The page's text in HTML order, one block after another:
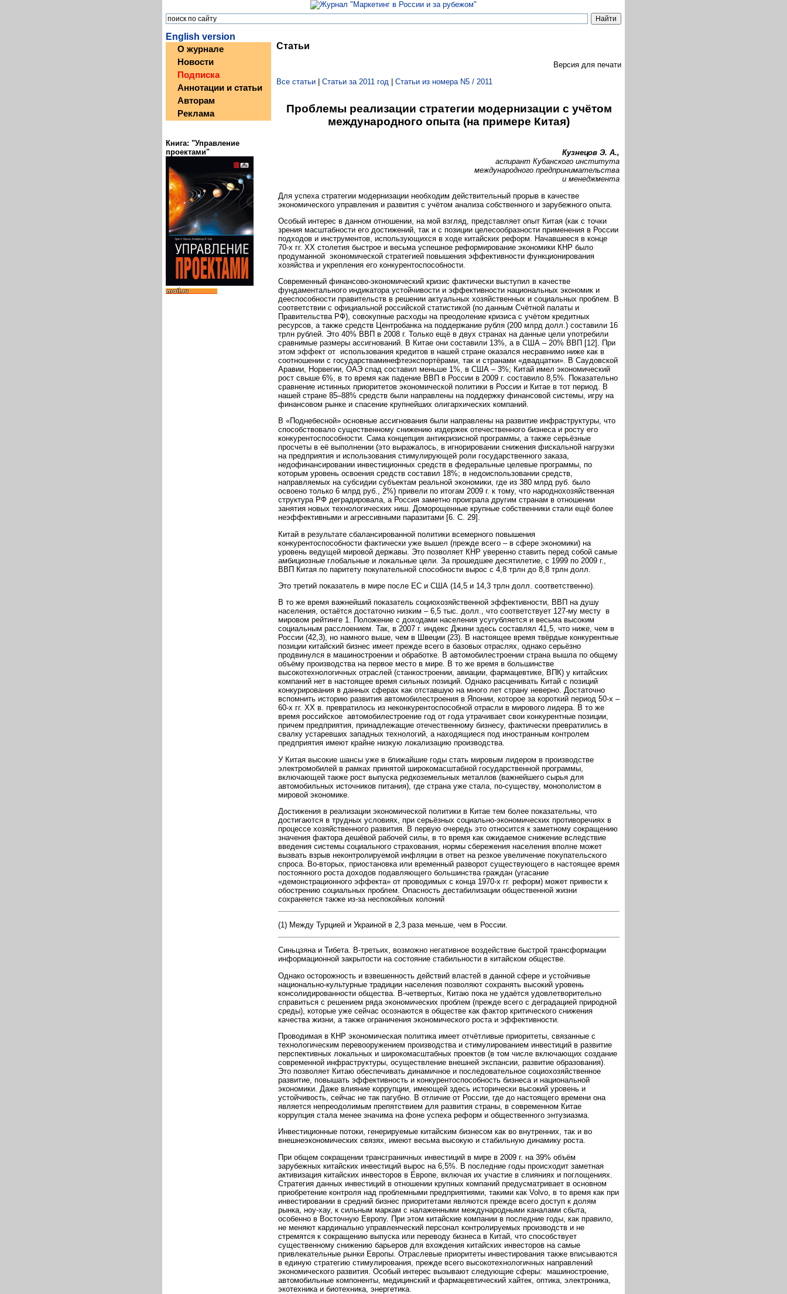
English version
О журнале
Новости
Подписка
Аннотации и статьи
Авторам
Реклама
Книга: "Управление
проектами"
Статьи
Версия для печати
Все статьи | Статьи за 2011 год | Статьи из номера N5 / 2011
Проблемы реализации стратегии модернизации с учётом
международного опыта (на примере Китая)
Кузнецов Э. А.,
аспирант Кубанского института
международного предпринимательства
и менеджмента
Для успеха стратегии модернизации необходим действительный прорыв в качестве
экономического управления и развития с учётом анализа собственного и зарубежного опыта.
Особый интерес в данном отношении, на мой взгляд, представляет опыт Китая (как с точки
зрения масштабности его достижений, так и с позиции целесообразности применения в России
подходов и инструментов, использующихся в ходе китайских реформ. Начавшееся в конце
70-х гг. XX столетия быстрое и весьма успешное реформирование экономики КНР было
продуманной экономической стратегией повышения эффективности функционирования
хозяйства и укрепления его конкурентоспособности.
Современный финансово-экономический кризис фактически выступил в качестве
фундаментального индикатора устойчивости и эффективности национальных экономик и
дееспособности правительств в решении актуальных хозяйственных и социальных проблем. В
соответствии с официальной российской статистикой (по данным Счётной палаты и
Правительства РФ), совокупные расходы на преодоление кризиса с учётом кредитных
ресурсов, а также средств Центробанка на поддержание рубля (200 млрд долл.) составили 16
трлн рублей. Это 40% ВВП в 2008 г. Только ещё в двух странах на данные цели употребили
сравнимые размеры ассигнований. В Китае они составили 13%, а в США – 20% ВВП [12]. При
этом эффект от использования кредитов в нашей стране оказался несравнимо ниже как в
соотношении с государстваминефтеэкспортёрами, так и странами «двадцатки». В Саудовской
Аравии, Норвегии, ОАЭ спад составил меньше 1%, в США – 3%; Китай имел экономический
рост свыше 6%, в то время как падение ВВП в России в 2009 г. составило 8,5%. Показательно
сравнение истинных приоритетов экономической политики в России и Китае в тот период. В
нашей стране 85–88% средств были направлены на поддержку финансовой системы, игру на
финансовом рынке и спасение крупнейших олигархических компаний.
В «Поднебесной» основные ассигнования были направлены на развитие инфраструктуры, что
способствовало существенному снижению издержек отечественного бизнеса и росту его
конкурентоспособности. Сама концепция антикризисной программы, а также серьёзные
просчеты в её выполнении (это выражалось, в игнорировании снижения фискальной нагрузки
на предприятия и использования стимулирующей роли государственного заказа,
недофинансировании инвестиционных средств в федеральные целевые программы, по
которым уровень освоения средств составил 18%; в недоиспользовании средств,
направляемых на субсидии субъектам реальной экономики, где из 380 млрд руб. было
освоено только 6 млрд руб., 2%) привели по итогам 2009 г. к тому, что народнохозяйственная
структура РФ деградировала, а Россия заметно проиграла другим странам в отношении
занятия новых технологических ниш. Доморощенные крупные собственники стали ещё более
неэффективными и агрессивными паразитами [6. С. 29].
Китай в результате сбалансированной политики всемерного повышения
конкурентоспособности фактически уже вышел (прежде всего – в сфере экономики) на
уровень ведущей мировой державы. Это позволяет КНР уверенно ставить перед собой самые
амбициозные глобальные и локальные цели. За прошедшее десятилетие, с 1999 по 2009 г.,
ВВП Китая по паритету покупательной способности вырос с 4,8 трлн до 8,8 трлн долл.
Это третий показатель в мире после ЕС и США (14,5 и 14,3 трлн долл. соответственно).
В то же время важнейший показатель социохозяйственной эффективности, ВВП на душу
населения, остаётся достаточно низким – 6,5 тыс. долл., что соответствует 127-му месту в
мировом рейтинге 1. Положение с доходами населения усугубляется и весьма высоким
социальным расслоением. Так, в 2007 г. индекс Джини здесь составлял 41,5, что ниже, чем в
России (42,3), но намного выше, чем в Швеции (23). В настоящее время твёрдые конкурентные
позиции китайский бизнес имеет прежде всего в базовых отраслях, однако серьёзно
продвинулся в машиностроении и обработке. В автомобилестроении страна вышла по общему
объёму производства на первое место в мире. В то же время в большинстве
высокотехнологичных отраслей (станкостроении, авиации, фармацевтике, ВПК) у китайских
компаний нет в настоящее время сильных позиций. Однако расценивать Китай с позиций
конкурирования в данных сферах как отставшую на много лет страну неверно. Достаточно
вспомнить историю развития автомобилестроения в Японии, которое за короткий период 50-х –
60-х гг. ХХ в. превратилось из неконкурентоспособной отрасли в мирового лидера. В то же
время российское автомобилестроение год от года утрачивает свои конкурентные позиции,
причем предприятия, принадлежащие отечественному бизнесу, фактически превратились в
свалку устаревших западных технологий, а находящиеся под иностранным контролем
предприятия имеют крайне низкую локализацию производства.
У Китая высокие шансы уже в ближайшие годы стать мировым лидером в производстве
электромобилей в рамках принятой широкомасштабной государственной программы,
включающей также рост выпуска редкоземельных металлов (важнейшего сырья для
автомобильных источников питания), где страна уже стала, по-существу, монополистом в
мировой экономике.
Достижения в реализации экономической политики в Китае тем более показательны, что
достигаются в трудных условиях, при серьёзных социально-экономических противоречиях в
процессе хозяйственного развития. В первую очередь это относится к заметному сокращению
значения фактора дешёвой рабочей силы, в то время как ожидаемое снижение вследствие
введения системы социального страхования, нормы сбережения населения вполне может
вызвать взрыв неконтролируемой инфляции в ответ на резкое увеличение покупательского
спроса. Во-вторых, приостановка или временный разворот существующего в настоящее время
постоянного роста доходов подавляющего большинства граждан (угасание
«демонстрационного эффекта» от проводимых с конца 1970-х гг. реформ) может привести к
обострению социальных проблем. Опасность дестабилизации общественной жизни
сохраняется также из-за неспокойных колоний
(1) Между Турцией и Украиной в 2,3 раза меньше, чем в России.
Синьцзяна и Тибета. В-третьих, возможно негативное воздействие быстрой трансформации
информационной закрытости на состояние стабильности в китайском обществе.
Однако осторожность и взвешенность действий властей в данной сфере и устойчивые
национально-культурные традиции населения позволяют сохранять высокий уровень
консолидированности общества. В-четвертых, Китаю пока не удаётся удовлетворительно
справиться с решением ряда экономических проблем (прежде всего с деградацией природной
среды), которые уже сейчас осознаются в обществе как фактор критического снижения
качества жизни, а также ограничения экономического роста и эффективности.
Проводимая в КНР экономическая политика имеет отчётливые приоритеты, связанные с
технологическим перевооружением производства и стимулированием инвестиций в развитие
перспективных локальных и широкомасштабных проектов (в том числе включающих создание
современной инфраструктуры, осуществление внешней экспансии, развитие образования).
Это позволяет Китаю обеспечивать динамичное и последовательное социохозяйственное
развитие, повышать эффективность и конкурентоспособность бизнеса и национальной
экономики. Даже влияние коррупции, имеющей здесь исторически высокий уровень и
устойчивость, сейчас не так пагубно. В отличие от России, где до настоящего времени она
является непреодолимым препятствием для развития страны, в современном Китае
коррупция стала менее значима на фоне успеха реформ и общественного энтузиазма.
Инвестиционные потоки, генерируемые китайским бизнесом как во внутренних, так и во
внешнеэкономических связях, имеют весьма высокую и стабильную динамику роста.
При общем сокращении трансграничных инвестиций в мире в 2009 г. на 39% объём
зарубежных китайских инвестиций вырос на 6,5%. В последние годы происходит заметная
активизация китайских инвесторов в Европе, включая их участие в слияниях и поглощениях.
Стратегия данных инвестиций в отношении крупных компаний предусматривает в основном
приобретение контроля над проблемными предприятиями, такими как Volvo, в то время как при
инвестировании в средний бизнес приоритетами являются прежде всего доступ к долям
рынка, ноу-хау, к сильным маркам с налаженными международными каналами сбыта,
особенно в Восточную Европу. При этом китайские компании в последние годы, как правило,
не меняют кардинально управленческий персонал контролируемых производств и не
стремятся к сокращению выпуска или переводу бизнеса в Китай, что способствует
существенному снижению барьеров для вхождения китайских инвесторов на самые
привлекательные рынки Европы. Отраслевые приоритеты инвестирования также вписываются
в единую стратегию стимулирования, прежде всего высокотехнологичных направлений
экономического развития. Особый интерес вызывают следующие сферы: машиностроение,
автомобильные компоненты, медицинский и фармацевтический хайтек, оптика, электроника,
экотехника и биотехника, энергетика.